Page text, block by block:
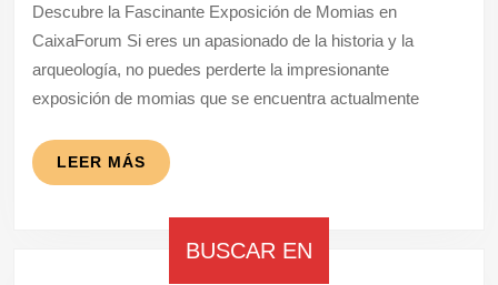
de
Momias
en
Descubre la Fascinante Exposición de Momias en
CaixaForum Si eres un apasionado de la historia y la
arqueología, no puedes perderte la impresionante
exposición de momias que se encuentra actualmente
LEER MÁS LEER
MÁS
BUSCAR EN